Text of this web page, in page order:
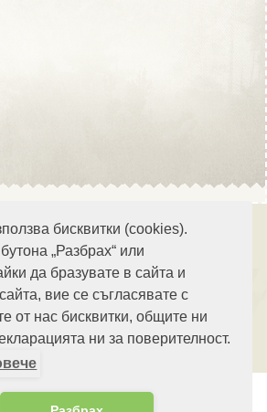
бисквитки (cookies).
„Разбрах“ или
да бразувате в сайта и
вие се съгласявате с
от нас бисквитки, общите ни
ни за поверителност.